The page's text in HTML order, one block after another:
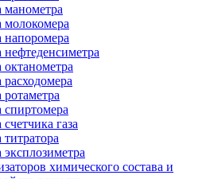
манометра
молокомера
напоромера
нефтеденсиметра
спиртомера
газа
химического состава и